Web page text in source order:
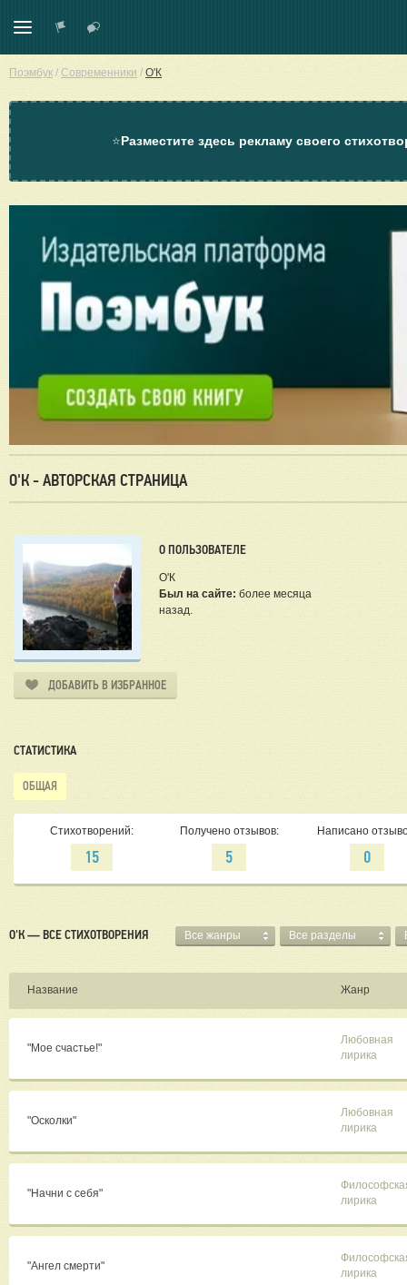
Поэмбук / Современники / О'К
⭐Разместите здесь рекламу своего
О'К - АВТОРСКАЯ СТРАНИЦА
О ПОЛЬЗОВАТЕЛЕ
О'К
Был на сайте: более месяца
назад.
ДОБАВИТЬ В ИЗБРАННОЕ
СТАТИСТИКА
ОБЩАЯ
Стихотворений:
15
Получено отзывов:
5
Написано
0
О'К — ВСЕ СТИХОТВОРЕНИЯ Все жанры Все разделы
Название Жанр
"Мое счастье!"
Любовная
лирика
"Осколки"
Любовная
лирика
"Начни с себя"
лирика
"Ангел смерти"
лирика